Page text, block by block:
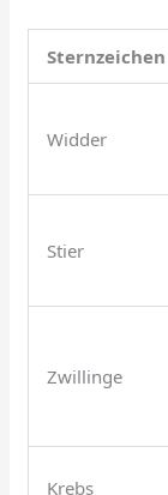
Sternzeichen
Widder
Stier
Zwillinge
Krebs